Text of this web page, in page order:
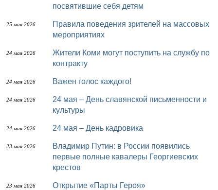
посвятившие себя детям
25 мая 2026
Правила поведения зрителей на массовых
мероприятиях
24 мая 2026
Жители Коми могут поступить на службу по
контракту
24 мая 2026 Важен голос каждого!
24 мая 2026
24 мая – День славянской письменности и
культуры
24 мая 2026 24 мая – День кадровика
23 мая 2026
Владимир Путин: в России появились
первые полные кавалеры Георгиевских
крестов
23 мая 2026 Открытие «Парты Героя»